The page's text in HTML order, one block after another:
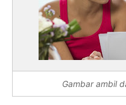
Gambar ambil